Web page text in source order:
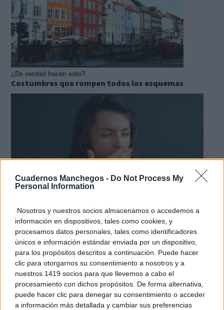
Cuadernos Manchegos - Do Not Process My
Personal Information
Nosotros y nuestros socios almacenamos o accedemos a
información en dispositivos, tales como cookies, y
procesamos datos personales, tales como identificadores
únicos e información estándar enviada por un dispositivo,
para los propósitos descritos a continuación. Puede hacer
clic para otorgarnos su consentimiento a nosotros y a
nuestros 1419 socios para que llevemos a cabo el
procesamiento con dichos propósitos. De forma alternativa,
puede hacer clic para denegar su consentimiento o acceder
a información más detallada y cambiar sus preferencias
¿De verdad hacen esto?
Costumbres que rompen todos los esquemas
¿Por qué se contagia?
La ciencia explica por qué el bostezo es contagioso